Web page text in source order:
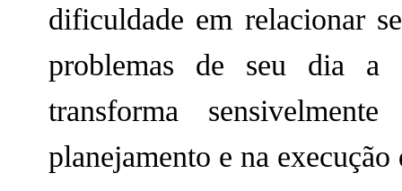
dificuldade em relacionar
problemas de seu dia a
transforma
planejamento e na